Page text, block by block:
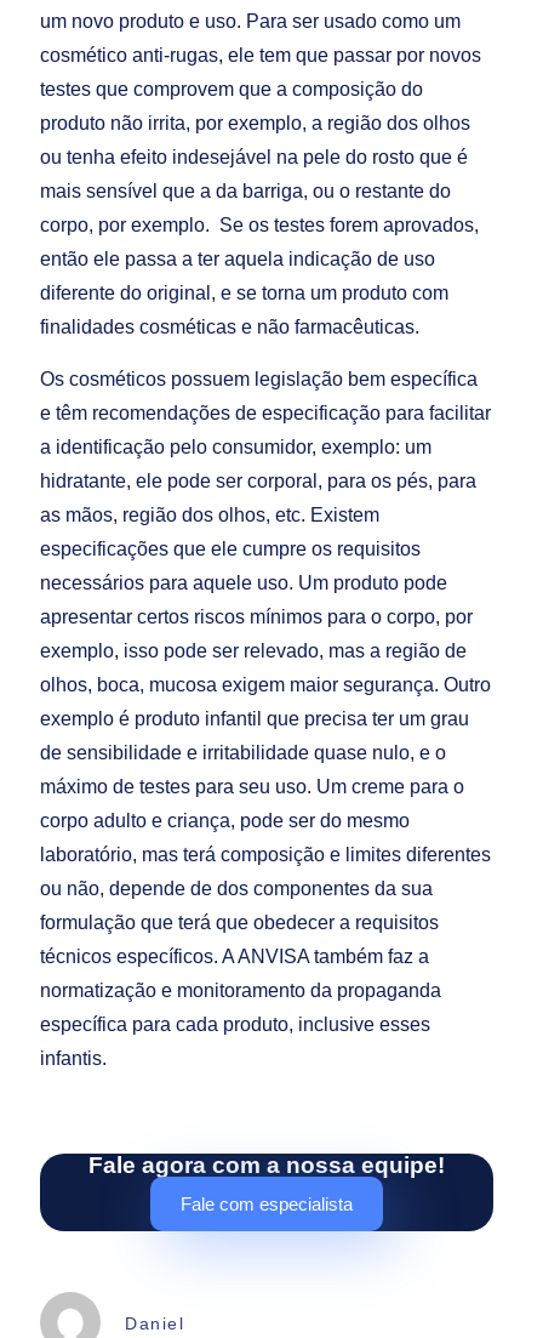
um novo produto e uso. Para ser usado como um
cosmético anti-rugas, ele tem que passar por novos
testes que comprovem que a composição do
produto não irrita, por exemplo, a região dos olhos
ou tenha efeito indesejável na pele do rosto que é
mais sensível que a da barriga, ou o restante do
corpo, por exemplo. Se os testes forem aprovados,
então ele passa a ter aquela indicação de uso
diferente do original, e se torna um produto com
finalidades cosméticas e não farmacêuticas.
Os cosméticos possuem legislação bem específica
e têm recomendações de especificação para facilitar
a identificação pelo consumidor, exemplo: um
hidratante, ele pode ser corporal, para os pés, para
as mãos, região dos olhos, etc. Existem
especificações que ele cumpre os requisitos
necessários para aquele uso. Um produto pode
apresentar certos riscos mínimos para o corpo, por
exemplo, isso pode ser relevado, mas a região de
olhos, boca, mucosa exigem maior segurança. Outro
exemplo é produto infantil que precisa ter um grau
de sensibilidade e irritabilidade quase nulo, e o
máximo de testes para seu uso. Um creme para o
corpo adulto e criança, pode ser do mesmo
laboratório, mas terá composição e limites diferentes
ou não, depende de dos componentes da sua
formulação que terá que obedecer a requisitos
técnicos específicos. A ANVISA também faz a
normatização e monitoramento da propaganda
específica para cada produto, inclusive esses
infantis.
Fale agora com a nossa equipe!
Fale com especialista
Daniel